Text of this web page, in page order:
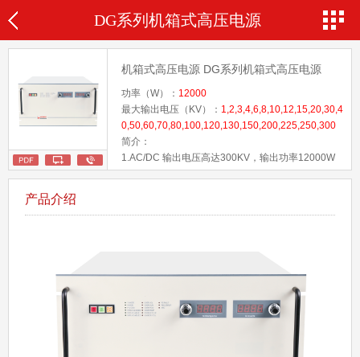
DG系列机箱式高压电源
机箱式高压电源 DG系列机箱式高压电源
功率（W）： 12000
最大输出电压（KV）： 1,2,3,4,6,8,10,12,15,20,30,4
0,50,60,70,80,100,120,130,150,200,225,250,300
简介：
1.AC/DC 输出电压高达300KV，输出功率12000W
2.纹波电压： 0.1% P-P +1Vrms。温度系数：
9.可根据用户要求定制
10.通过欧盟CE认证
产品介绍